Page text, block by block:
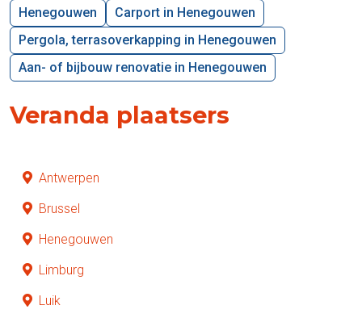
Henegouwen
Carport in Henegouwen
Pergola, terrasoverkapping in Henegouwen
Aan- of bijbouw renovatie in Henegouwen
Veranda plaatsers
Antwerpen
Brussel
Henegouwen
Limburg
Luik